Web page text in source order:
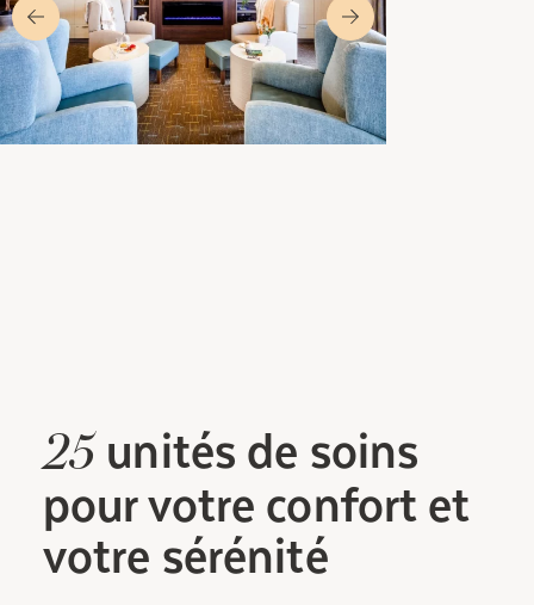
25unitésde soins
pour votre confort et
votre sérénité